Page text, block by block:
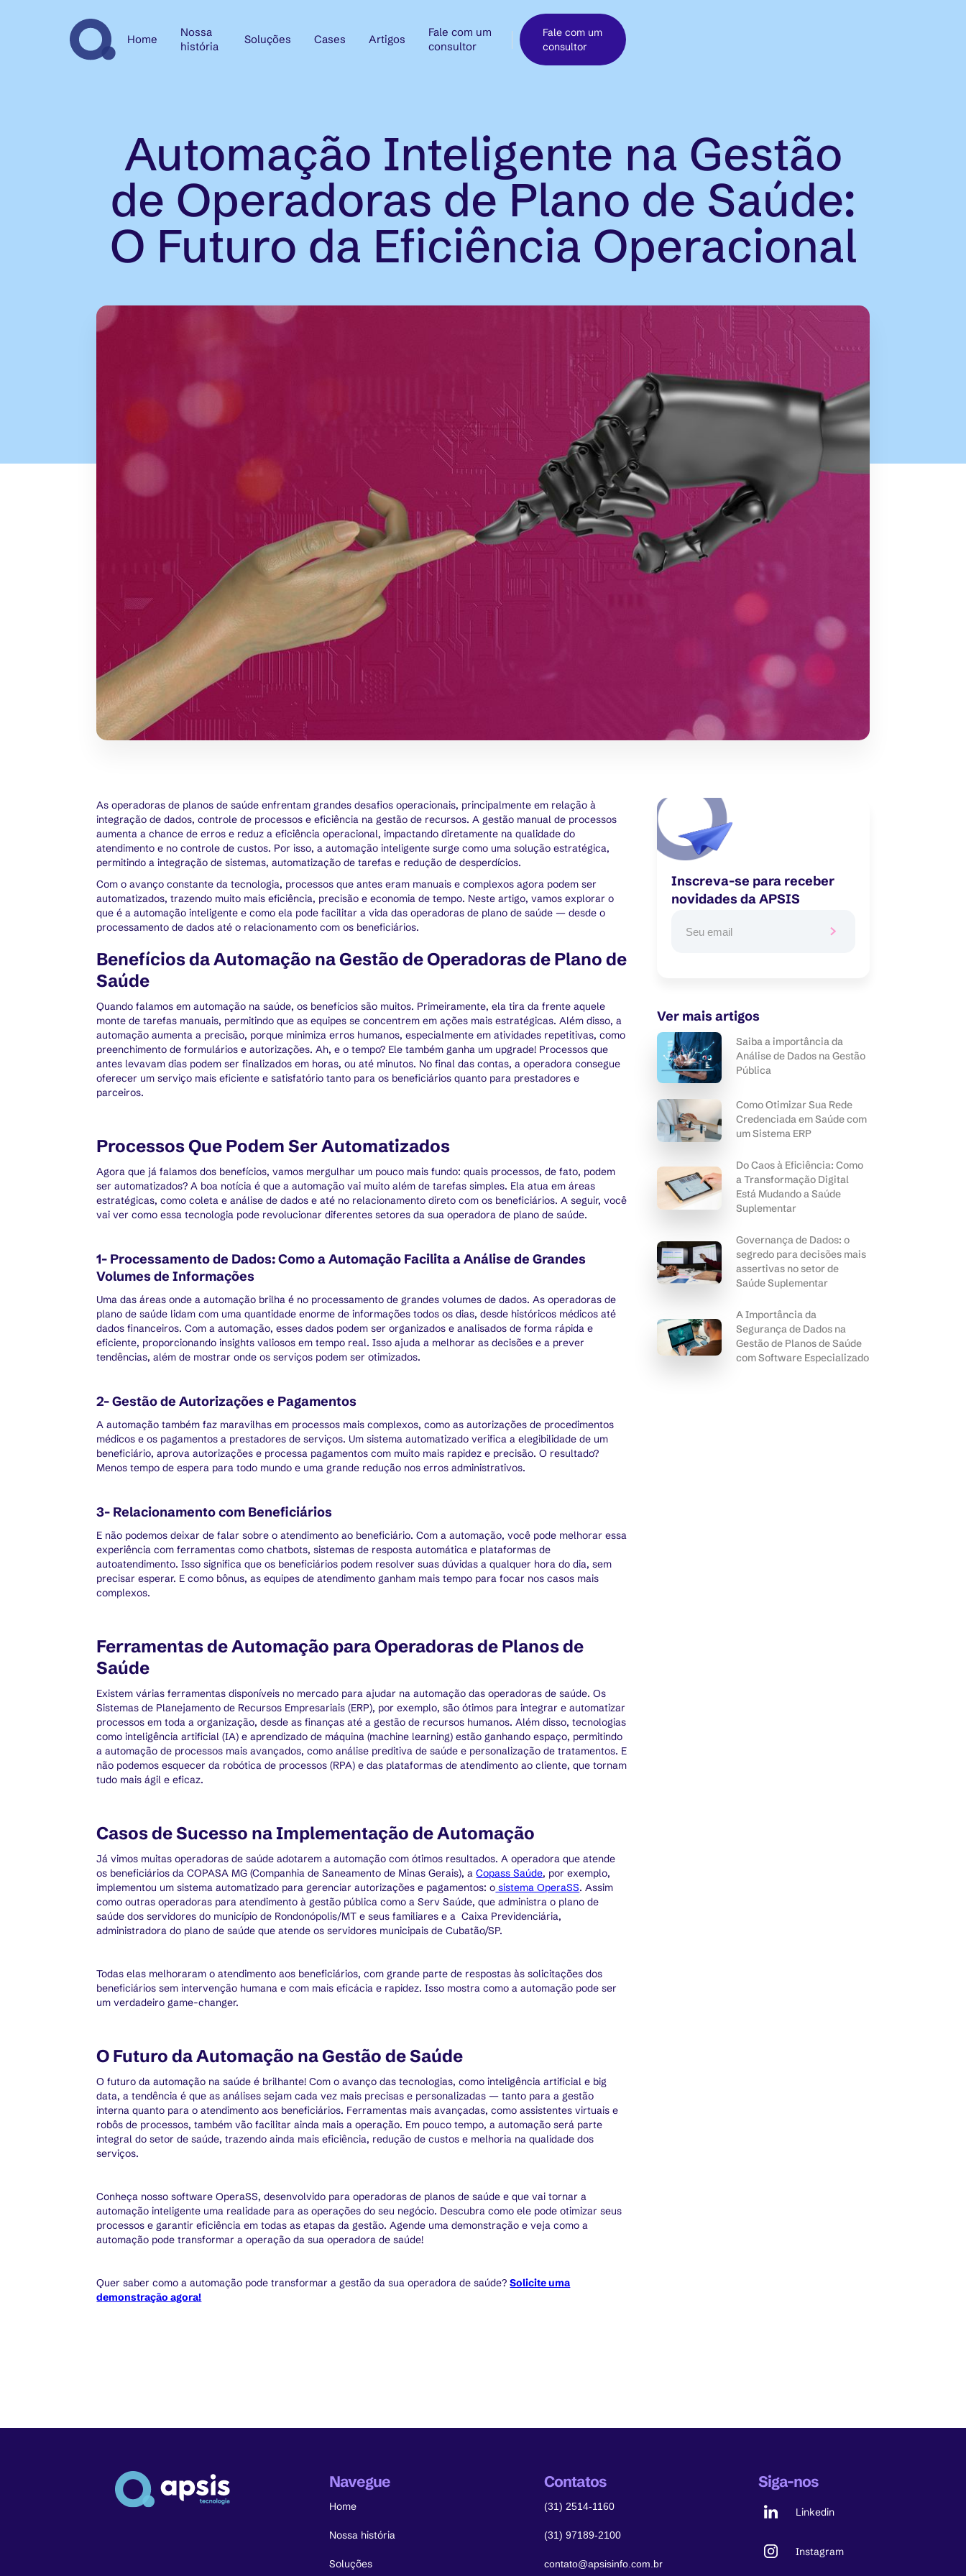
Home
Nossa
história
Soluções Cases Artigos
Fale com um
consultor
Fale com um
consultor
Automação Inteligente na Gestão
de Operadoras de Plano de Saúde:
O Futuro da Eficiência Operacional
As operadoras de planos de saúde enfrentam grandes desafios operacionais, principalmente em relação à
integração de dados, controle de processos e eficiência na gestão de recursos. A gestão manual de processos
aumenta a chance de erros e reduz a eficiência operacional, impactando diretamente na qualidade do
atendimento e no controle de custos. Por isso, a automação inteligente surge como uma solução estratégica,
permitindo a integração de sistemas, automatização de tarefas e redução de desperdícios.
Com o avanço constante da tecnologia, processos que antes eram manuais e complexos agora podem ser
automatizados, trazendo muito mais eficiência, precisão e economia de tempo. Neste artigo, vamos explorar o
que é a automação inteligente e como ela pode facilitar a vida das operadoras de plano de saúde — desde o
processamento de dados até o relacionamento com os beneficiários.
Benefícios da Automação na Gestão de Operadoras de Plano de
Saúde
Quando falamos em automação na saúde, os benefícios são muitos. Primeiramente, ela tira da frente aquele
monte de tarefas manuais, permitindo que as equipes se concentrem em ações mais estratégicas. Além disso, a
automação aumenta a precisão, porque minimiza erros humanos, especialmente em atividades repetitivas, como
preenchimento de formulários e autorizações. Ah, e o tempo? Ele também ganha um upgrade! Processos que
antes levavam dias podem ser finalizados em horas, ou até minutos. No final das contas, a operadora consegue
oferecer um serviço mais eficiente e satisfatório tanto para os beneficiários quanto para prestadores e
parceiros.
Processos Que Podem Ser Automatizados
Agora que já falamos dos benefícios, vamos mergulhar um pouco mais fundo: quais processos, de fato, podem
ser automatizados? A boa notícia é que a automação vai muito além de tarefas simples. Ela atua em áreas
estratégicas, como coleta e análise de dados e até no relacionamento direto com os beneficiários. A seguir, você
vai ver como essa tecnologia pode revolucionar diferentes setores da sua operadora de plano de saúde.
1- Processamento de Dados: Como a Automação Facilita a Análise de Grandes
Volumes de Informações
Uma das áreas onde a automação brilha é no processamento de grandes volumes de dados. As operadoras de
plano de saúde lidam com uma quantidade enorme de informações todos os dias, desde históricos médicos até
dados financeiros. Com a automação, esses dados podem ser organizados e analisados de forma rápida e
eficiente, proporcionando insights valiosos em tempo real. Isso ajuda a melhorar as decisões e a prever
tendências, além de mostrar onde os serviços podem ser otimizados.
2- Gestão de Autorizações e Pagamentos
A automação também faz maravilhas em processos mais complexos, como as autorizações de procedimentos
médicos e os pagamentos a prestadores de serviços. Um sistema automatizado verifica a elegibilidade de um
beneficiário, aprova autorizações e processa pagamentos com muito mais rapidez e precisão. O resultado?
Menos tempo de espera para todo mundo e uma grande redução nos erros administrativos.
3- Relacionamento com Beneficiários
E não podemos deixar de falar sobre o atendimento ao beneficiário. Com a automação, você pode melhorar essa
experiência com ferramentas como chatbots, sistemas de resposta automática e plataformas de
autoatendimento. Isso significa que os beneficiários podem resolver suas dúvidas a qualquer hora do dia, sem
precisar esperar. E como bônus, as equipes de atendimento ganham mais tempo para focar nos casos mais
complexos.
Ferramentas de Automação para Operadoras de Planos de
Saúde
Existem várias ferramentas disponíveis no mercado para ajudar na automação das operadoras de saúde. Os
Sistemas de Planejamento de Recursos Empresariais (ERP), por exemplo, são ótimos para integrar e automatizar
processos em toda a organização, desde as finanças até a gestão de recursos humanos. Além disso, tecnologias
como inteligência artificial (IA) e aprendizado de máquina (machine learning) estão ganhando espaço, permitindo
a automação de processos mais avançados, como análise preditiva de saúde e personalização de tratamentos. E
não podemos esquecer da robótica de processos (RPA) e das plataformas de atendimento ao cliente, que tornam
tudo mais ágil e eficaz.
Casos de Sucesso na Implementação de Automação
Já vimos muitas operadoras de saúde adotarem a automação com ótimos resultados. A operadora que atende
os beneficiários da COPASA MG (Companhia de Saneamento de Minas Gerais), aCopass Saúde, por exemplo,
implementou um sistema automatizado para gerenciar autorizações e pagamentos: o sistema OperaSS. Assim
como outras operadoras para atendimento à gestão pública como a Serv Saúde, que administra o plano de
saúde dos servidores do município de Rondonópolis/MT e seus familiares e a Caixa Previdenciária,
administradora do plano de saúde que atende os servidores municipais de Cubatão/SP.
Todas elas melhoraram o atendimento aos beneficiários, com grande parte de respostas às solicitações dos
beneficiários sem intervenção humana e com mais eficácia e rapidez. Isso mostra como a automação pode ser
um verdadeiro game-changer.
O Futuro da Automação na Gestão de Saúde
O futuro da automação na saúde é brilhante! Com o avanço das tecnologias, como inteligência artificial e big
data, a tendência é que as análises sejam cada vez mais precisas e personalizadas — tanto para a gestão
interna quanto para o atendimento aos beneficiários. Ferramentas mais avançadas, como assistentes virtuais e
robôs de processos, também vão facilitar ainda mais a operação. Em pouco tempo, a automação será parte
integral do setor de saúde, trazendo ainda mais eficiência, redução de custos e melhoria na qualidade dos
serviços.
Conheça nosso software OperaSS, desenvolvido para operadoras de planos de saúde e que vai tornar a
automação inteligente uma realidade para as operações do seu negócio. Descubra como ele pode otimizar seus
processos e garantir eficiência em todas as etapas da gestão. Agende uma demonstração e veja como a
automação pode transformar a operação da sua operadora de saúde!
Quer saber como a automação pode transformar a gestão da sua operadora de saúde?Solicite uma
demonstração agora!
Inscreva-se para receber
novidades da APSIS
Ver mais artigos
Saiba a importância da
Análise de Dados na Gestão
Pública
Como Otimizar Sua Rede
Credenciada em Saúde com
um Sistema ERP
Do Caos à Eficiência: Como
a Transformação Digital
Está Mudando a Saúde
Suplementar
Governança de Dados: o
segredo para decisões mais
assertivas no setor de
Saúde Suplementar
A Importância da
Segurança de Dados na
Gestão de Planos de Saúde
com Software Especializado
Navegue
Home
Nossa história
Soluções
Contatos
(31) 2514-1160
(31) 97189-2100
contato@apsisinfo.com.br
Siga-nos
Linkedin
Instagram